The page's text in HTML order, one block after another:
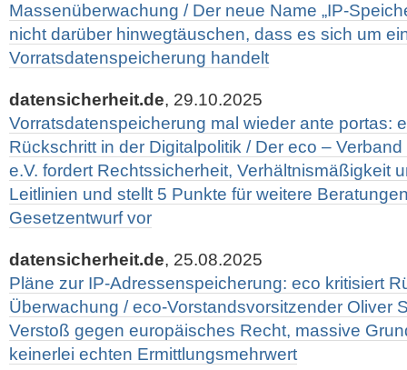
Massenüberwachung / Der neue Name „IP-
nicht darüber hinwegtäuschen, dass es sich um
Vorratsdatenspeicherung handelt
datensicherheit.de, 29.10.2025
Vorratsdatenspeicherung mal wieder ante portas:
Rückschritt in der Digitalpolitik / Der eco –
e.V. fordert Rechtssicherheit, Verhältnismäßigkeit
Leitlinien und stellt 5 Punkte für weitere
Gesetzentwurf vor
datensicherheit.de, 25.08.2025
Pläne zur IP-Adressenspeicherung: eco kritisiert
Überwachung / eco-Vorstandsvorsitzender Oliver
Verstoß gegen europäisches Recht, massive
keinerlei echten Ermittlungsmehrwert